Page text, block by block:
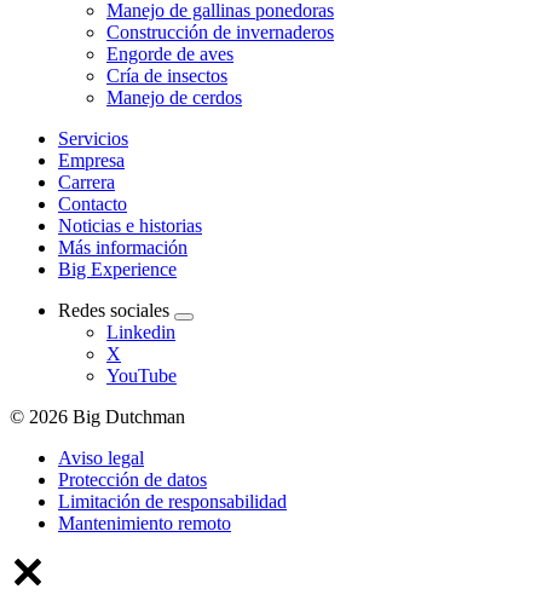
Manejo de gallinas ponedoras
Construcción de invernaderos
Engorde de aves
Cría de insectos
Manejo de cerdos
Servicios
Empresa
Carrera
Contacto
Noticias e historias
Más información
Big Experience
Redes sociales
Linkedin
X
YouTube
© 2026 Big Dutchman
Aviso legal
Protección de datos
Limitación de responsabilidad
Mantenimiento remoto